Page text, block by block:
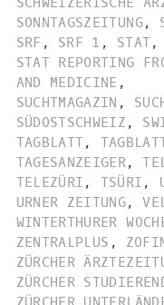
SONNTAGSZEITUNG,
SRF , SRF 1 , STAT,
STAT REPORTING
AND MEDICINE ,
SUCHTMAGAZIN ,
SÜDOSTSCHWEIZ ,
TAGBLATT,
TAGESANZEIGER,
TELEZÜRI , TSÜRI ,
URNER ZEITUNG,
WINTERTHURER
ZENTRALPLUS ,
ZÜRCHER
ZÜRCHER